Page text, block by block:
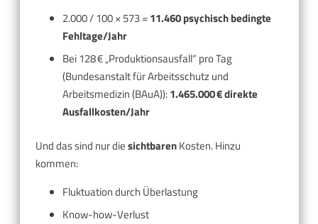
2.000 / 100 × 573 =11.460 psychisch bedingte
Fehltage/Jahr
Bei 128 € „Produktionsausfall“ pro Tag
(Bundesanstalt für Arbeitsschutz und
Arbeitsmedizin (BAuA)):1.465.000 € direkte
Ausfallkosten/Jahr
Und das sind nur diesichtbarenKosten. Hinzu
kommen:
Fluktuation durch Überlastung
Know-how-Verlust